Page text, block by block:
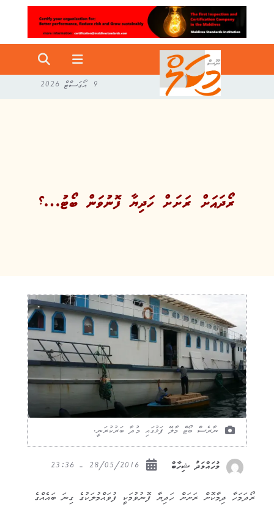
9 އޯގަސްޓް 2026
ރޯދައަށް ރަށަށް ހަދިޔާ ފޮނުވަން ބޯޓު…؟
ނާރެސް ބޯޓް މާލޭ ފަޅުގައި މުދާ ބަރުކުރަނީ.
މުހައްމަދު ޝިހާބް
ރޯދަމަހާ ދިމާކޮށް ރަށަށް ހަދިޔާ ފޮނުވުމަކީ ފުވައްމުލަކުގެ ގިނަ ބައެއްގެ